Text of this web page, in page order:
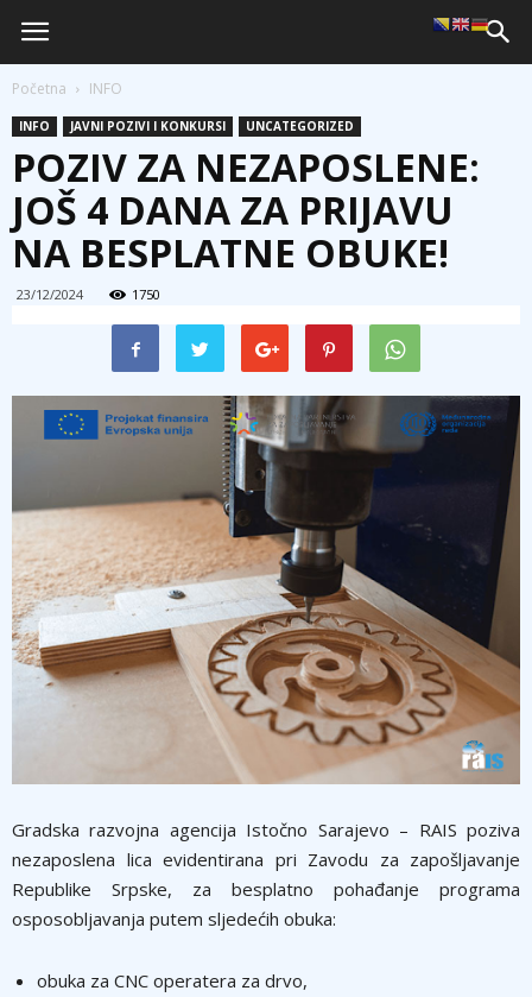
Početna INFO
INFO JAVNI POZIVI I KONKURSI UNCATEGORIZED
POZIV ZA NEZAPOSLENE:
JOŠ 4 DANA ZA PRIJAVU
NA BESPLATNE OBUKE!
23/12/2024 1750
Gradska razvojna agencija Istočno Sarajevo – RAIS poziva
nezaposlena lica evidentirana pri Zavodu za zapošljavanje
Republike Srpske, za besplatno pohađanje programa
osposobljavanja putem sljedećih obuka:
obuka za CNC operatera za drvo,